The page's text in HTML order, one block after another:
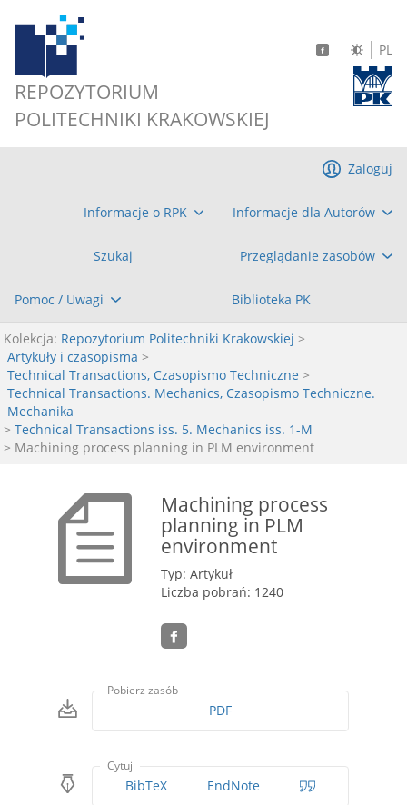
REPOZYTORIUM
POLITECHNIKI KRAKOWSKIEJ
PL
Informacje o RPK Informacje dla Autorów
Szukaj Przeglądanie zasobów
Pomoc / Uwagi Biblioteka PK
Zaloguj
Kolekcja: Repozytorium Politechniki Krakowskiej >
Artykuły i czasopisma >
Technical Transactions, Czasopismo Techniczne >
Technical Transactions. Mechanics, Czasopismo Techniczne.
Mechanika
> Technical Transactions iss. 5. Mechanics iss. 1-M
> Machining process planning in PLM environment
Machining process
planning in PLM
environment
Typ: Artykuł
Liczba pobrań: 1240
Pobierz zasób
PDF
Cytuj
BibTeX EndNote